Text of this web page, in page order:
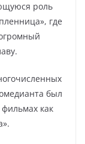
роль
где
был
как